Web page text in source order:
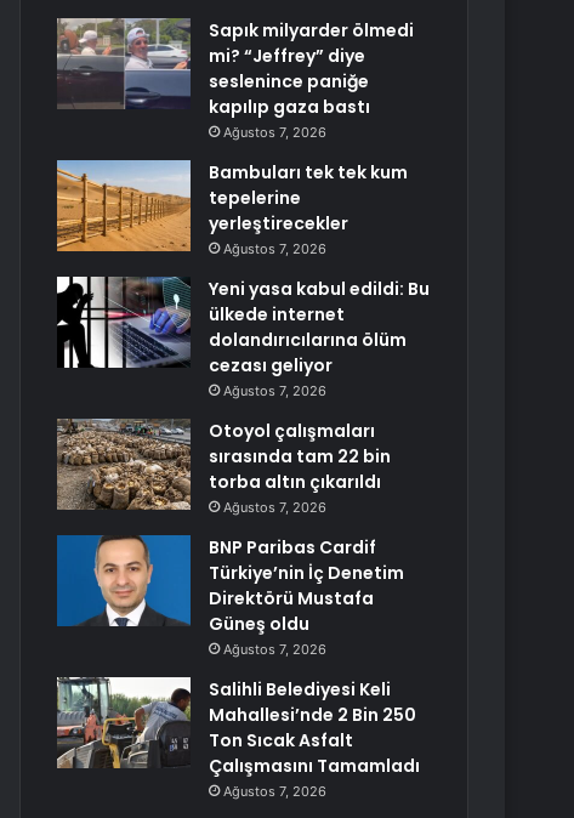
Sapık milyarder ölmedi
mi? “Jeffrey” diye
seslenince paniğe
kapılıp gaza bastı
Ağustos 7, 2026
Bambuları tek tek kum
tepelerine
yerleştirecekler
Ağustos 7, 2026
Yeni yasa kabul edildi: Bu
ülkede internet
dolandırıcılarına ölüm
cezası geliyor
Ağustos 7, 2026
Otoyol çalışmaları
sırasında tam 22 bin
torba altın çıkarıldı
Ağustos 7, 2026
BNP Paribas Cardif
Türkiye’nin İç Denetim
Direktörü Mustafa
Güneş oldu
Ağustos 7, 2026
Salihli Belediyesi Keli
Mahallesi’nde 2 Bin 250
Ton Sıcak Asfalt
Çalışmasını Tamamladı
Ağustos 7, 2026